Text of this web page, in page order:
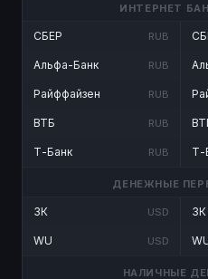
ИНТЕРНЕТ
СБЕР RUB
Альфа-Банк RUB
Райффайзен RUB
ВТБ RUB
Т-Банк RUB Т-
ДЕНЕЖНЫЕ
ЗК USD
WU USD
ЗК
НАЛИЧНЫЕ